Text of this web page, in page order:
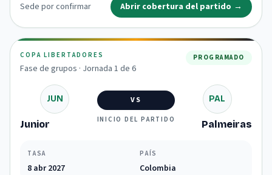
Sede por confirmar Abrir cobertura del partido →
COPA LIBERTADORES
Fase de grupos · Jornada 1 de 6
PROGRAMADO
JUN
Junior
VS
INICIO DEL PARTIDO
PAL
Palmeiras
TASA
8 abr 2027
PAÍS
Colombia